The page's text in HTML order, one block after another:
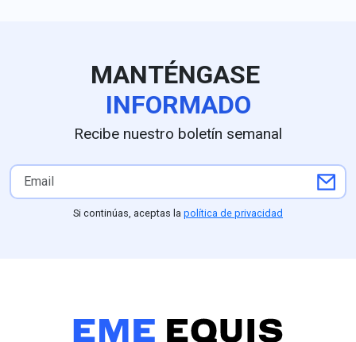
principal obstáculo.MANTÉNGASE
INFORMADO
Recibe nuestro boletín semanal
Si continúas, aceptas la política de privacidad